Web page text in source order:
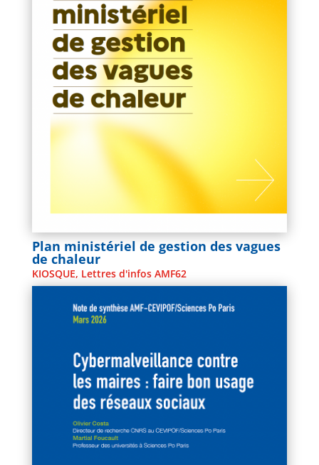
Plan ministériel de gestion des vagues
de chaleur
KIOSQUE, Lettres d'infos AMF62